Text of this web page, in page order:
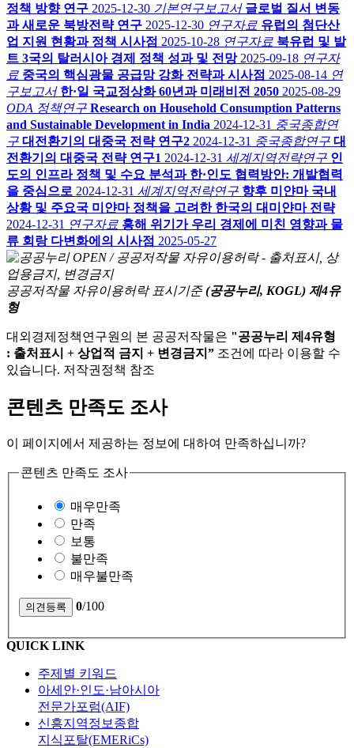
정책 방향 연구 2025-12-30 기본연구보고서 글로벌 질서 변동
과 새로운 북방전략 연구 2025-12-30 연구자료 유럽의 첨단산
업 지원 현황과 정책 시사점 2025-10-28 연구자료 북유럽 및 발
트 3국의 탈러시아 경제 정책 성과 및 전망 2025-09-18 연구자
료 중국의 핵심광물 공급망 강화 전략과 시사점 2025-08-14 연
구보고서 한·일 국교정상화 60년과 미래비전 2050 2025-08-29
ODA 정책연구 Research on Household Consumption Patterns
and Sustainable Development in India 2024-12-31 중국종합연
구 대전환기의 대중국 전략 연구2 2024-12-31 중국종합연구 대
전환기의 대중국 전략 연구1 2024-12-31 세계지역전략연구 인
도의 인프라 정책 및 수요 분석과 한·인도 협력방안: 개발협력
을 중심으로 2024-12-31 세계지역전략연구 향후 미얀마 국내
상황 및 주요국 미얀마 정책을 고려한 한국의 대미얀마 전략
2024-12-31 연구자료 홍해 위기가 우리 경제에 미친 영향과 물
류 회랑 다변화에의 시사점 2025-05-27
공공저작물 자유이용허락 표시기준 (공공누리, KOGL) 제4유
형
대외경제정책연구원의 본 공공저작물은 "공공누리 제4유형
: 출처표시 + 상업적 금지 + 변경금지” 조건에 따라 이용할 수
있습니다. 저작권정책 참조
콘텐츠 만족도 조사
이 페이지에서 제공하는 정보에 대하여 만족하십니까?
콘텐츠 만족도 조사
매우만족
만족
보통
불만족
매우불만족
0/100
QUICK LINK
주제별 키워드
아세안·인도·남아시아
전문가포럼(AIF)
신흥지역정보종합
지식포탈(EMERiCs)